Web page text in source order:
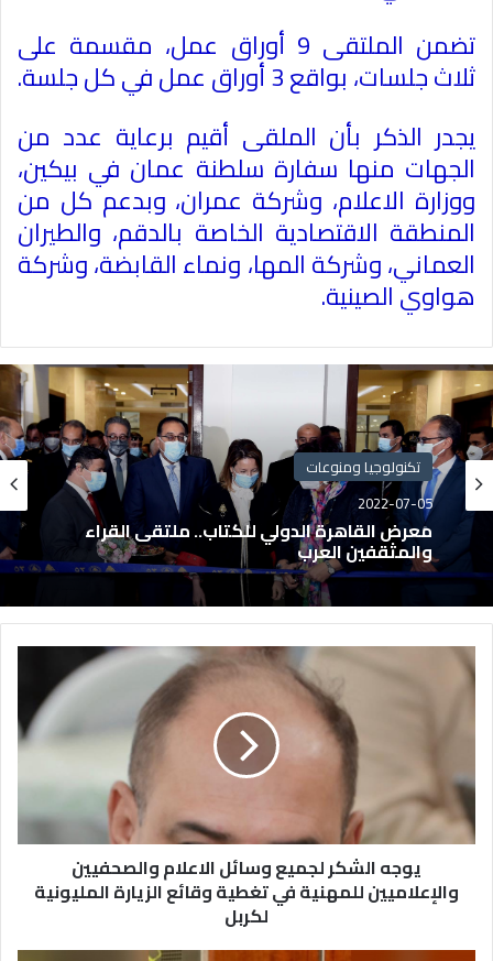
تضمن الملتقى 9 أوراق عمل، مقسمة على
ثلاث جلسات، بواقع 3 أوراق عمل في كل جلسة.
يجدر الذكر بأن الملقى أقيم برعاية عدد من
الجهات منها سفارة سلطنة عمان في بيكين،
ووزارة الاعلام، وشركة عمران، وبدعم كل من
المنطقة الاقتصادية الخاصة بالدقم، والطيران
العماني، وشركة المها، ونماء القابضة، وشركة
هواوي الصينية.
تكنولوجيا ومنوعات
2022-07-05
معرض القاهرة الدولي للكتاب.. ملتقى القراء
والمثقفين العرب
يوجه الشكر لجميع وسائل الاعلام والصحفيين
والإعلاميين للمهنية في تغطية وقائع الزيارة المليونية
لكربل